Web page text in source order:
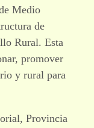
Medio
de
Rural. Esta
promover
y rural para
Provincia